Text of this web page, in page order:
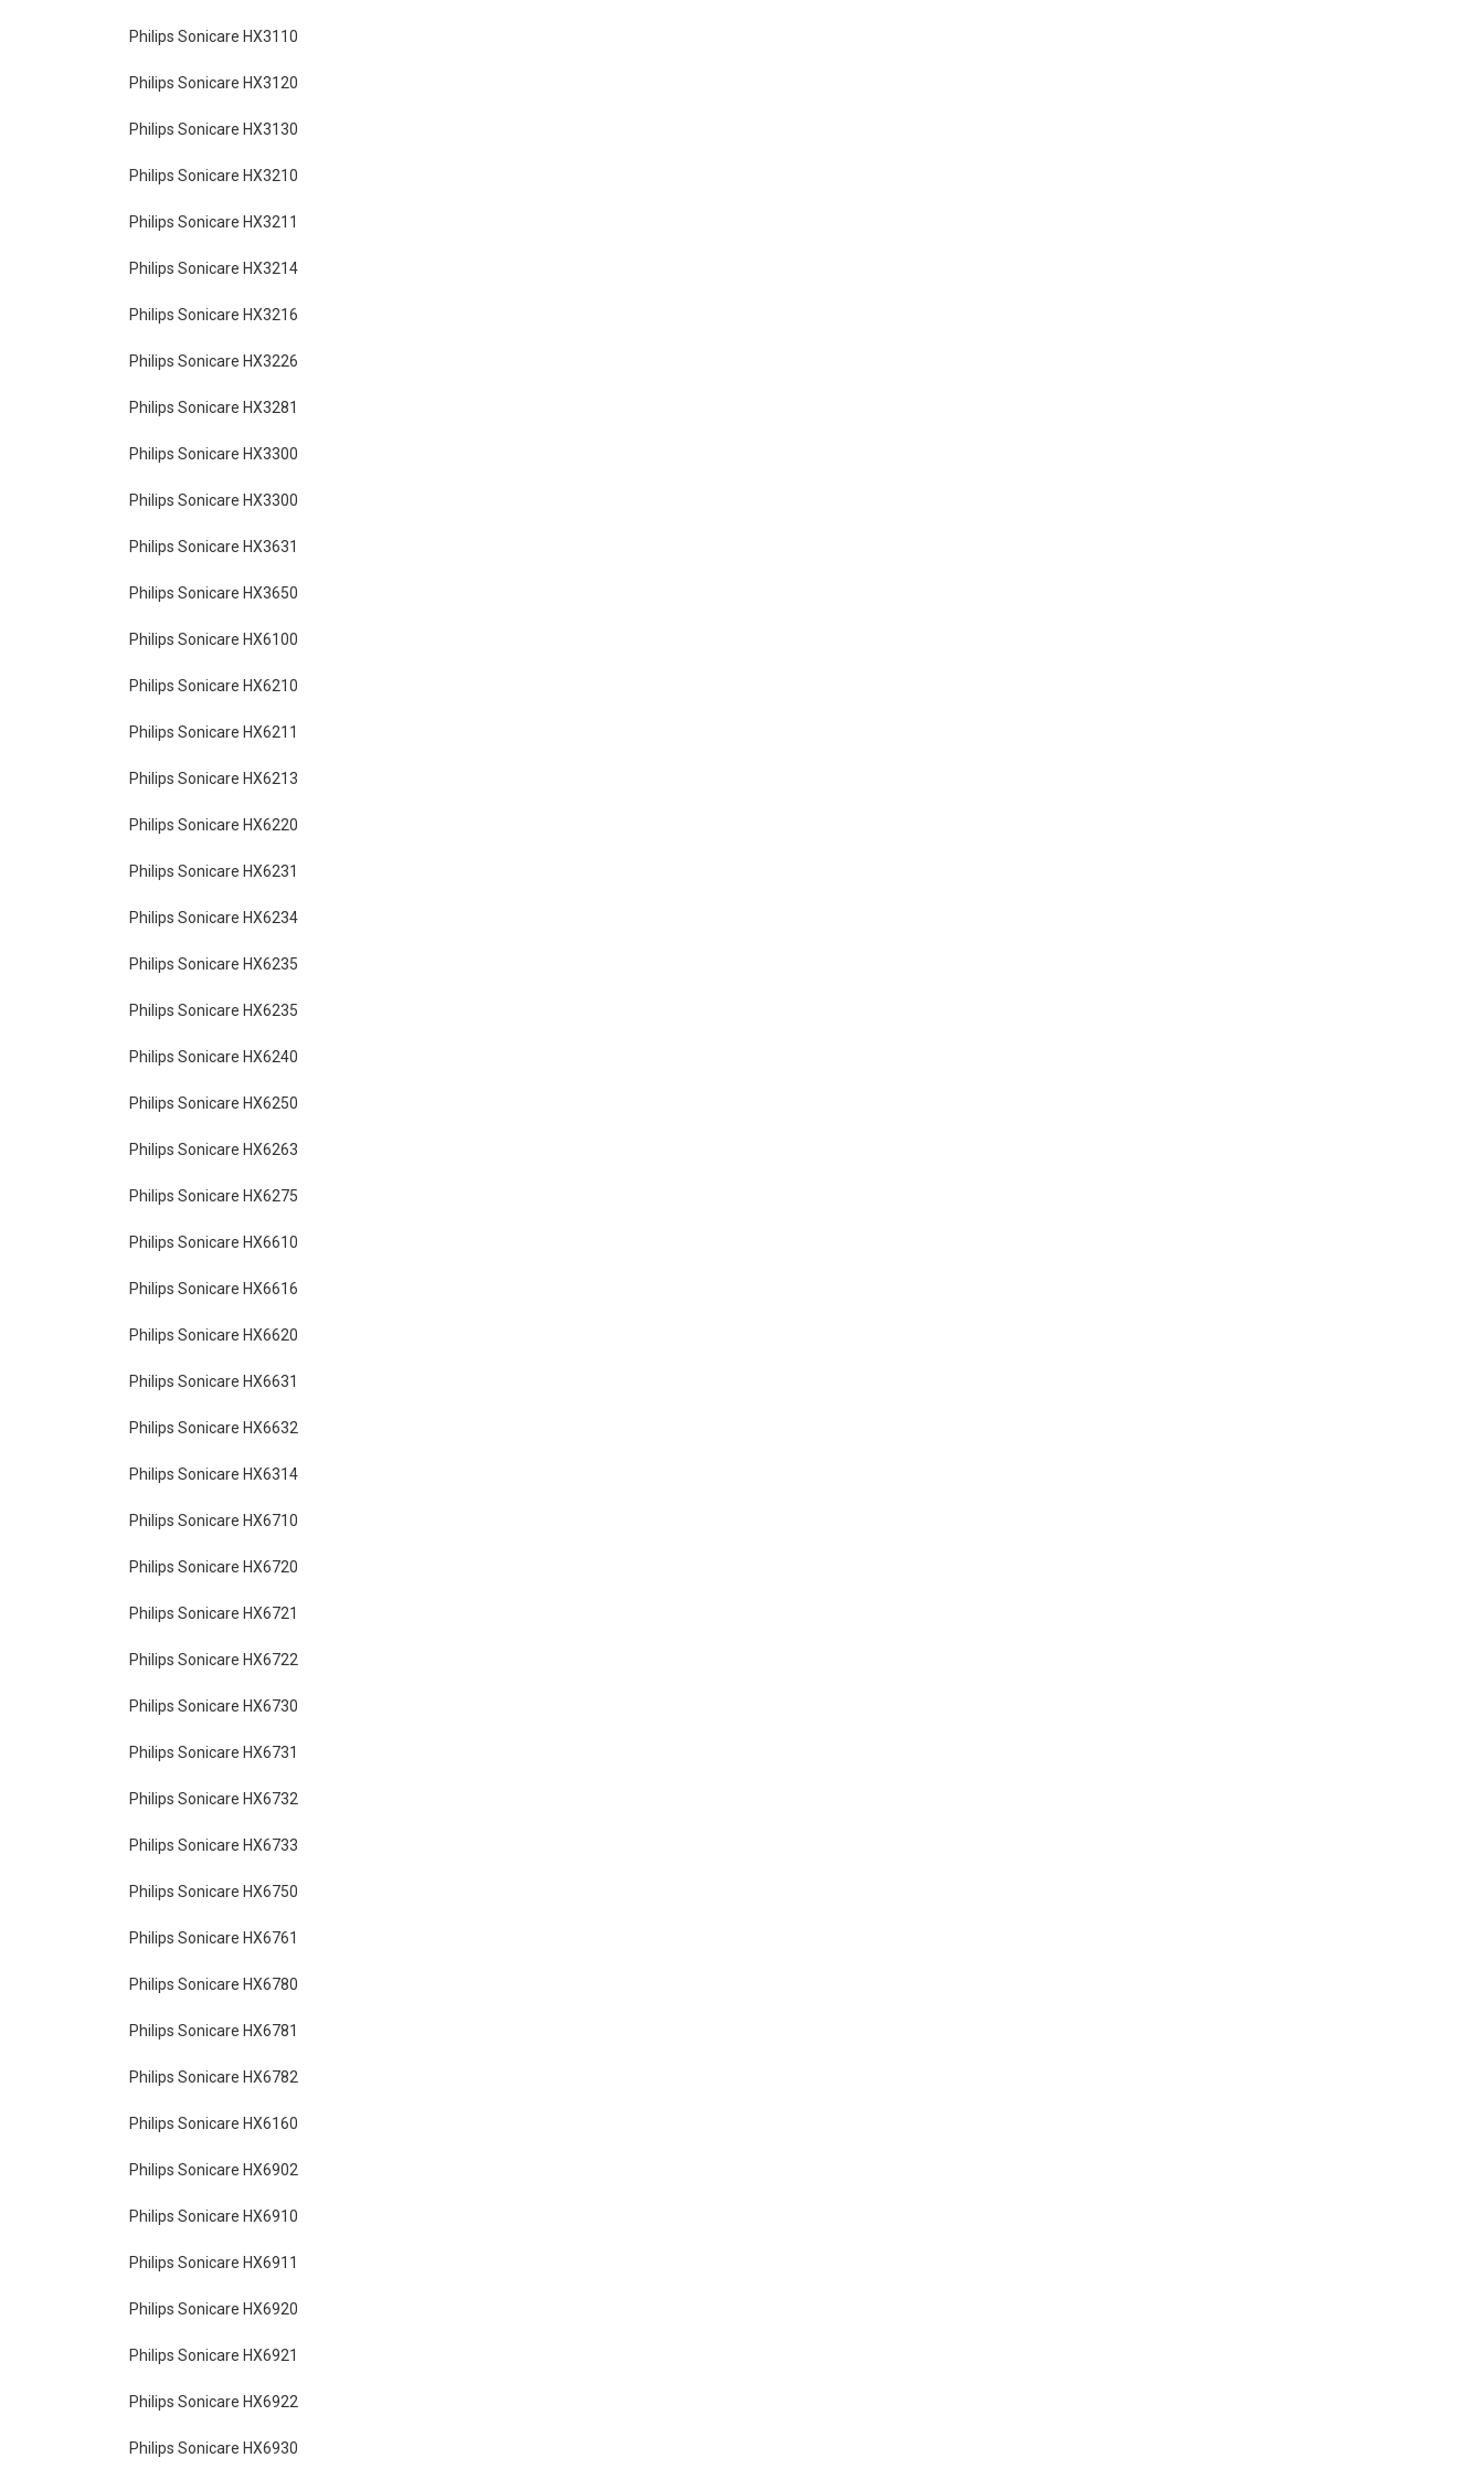
Philips Sonicare HX3110
Philips Sonicare HX3120
Philips Sonicare HX3130
Philips Sonicare HX3210
Philips Sonicare HX3211
Philips Sonicare HX3214
Philips Sonicare HX3216
Philips Sonicare HX3226
Philips Sonicare HX3281
Philips Sonicare HX3300
Philips Sonicare HX3300
Philips Sonicare HX3631
Philips Sonicare HX3650
Philips Sonicare HX6100
Philips Sonicare HX6210
Philips Sonicare HX6211
Philips Sonicare HX6213
Philips Sonicare HX6220
Philips Sonicare HX6231
Philips Sonicare HX6234
Philips Sonicare HX6235
Philips Sonicare HX6235
Philips Sonicare HX6240
Philips Sonicare HX6250
Philips Sonicare HX6263
Philips Sonicare HX6275
Philips Sonicare HX6610
Philips Sonicare HX6616
Philips Sonicare HX6620
Philips Sonicare HX6631
Philips Sonicare HX6632
Philips Sonicare HX6314
Philips Sonicare HX6710
Philips Sonicare HX6720
Philips Sonicare HX6721
Philips Sonicare HX6722
Philips Sonicare HX6730
Philips Sonicare HX6731
Philips Sonicare HX6732
Philips Sonicare HX6733
Philips Sonicare HX6750
Philips Sonicare HX6761
Philips Sonicare HX6780
Philips Sonicare HX6781
Philips Sonicare HX6782
Philips Sonicare HX6160
Philips Sonicare HX6902
Philips Sonicare HX6910
Philips Sonicare HX6911
Philips Sonicare HX6920
Philips Sonicare HX6921
Philips Sonicare HX6922
Philips Sonicare HX6930